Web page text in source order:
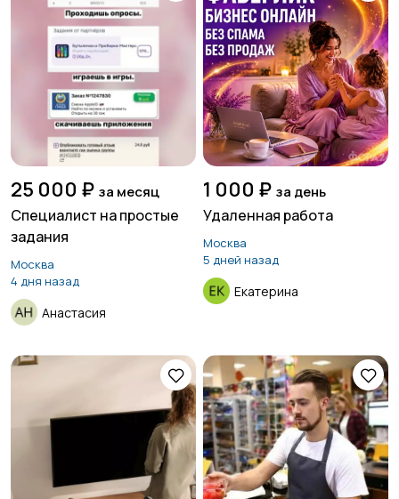
25 000 ₽ за месяц
Специалист на простые
задания
Москва
4 дня назад
Анастасия
1 000 ₽ за день
Удаленная работа
Москва
5 дней назад
Екатерина